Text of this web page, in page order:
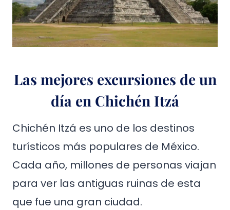
Las mejores excursiones de un
día en Chichén Itzá
Chichén Itzá es uno de los destinos
turísticos más populares de México.
Cada año, millones de personas viajan
para ver las antiguas ruinas de esta
que fue una gran ciudad.